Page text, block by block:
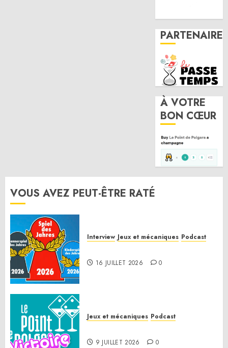
PARTENAIRE
À VOTRE
BON CŒUR
VOUS AVEZ PEUT-ÊTRE RATÉ
Interview Jeux et mécaniques Podcast
16 JUILLET 2026 0
Jeux et mécaniques Podcast
9 JUILLET 2026 0